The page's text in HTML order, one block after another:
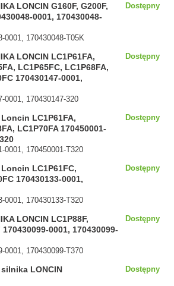
LONCIN G160F, G200F,
0001, 170430048-
0001, 170430048-T05K
Dostępny
LONCIN LC1P61FA,
LC1P65FC, LC1P68FA,
170430147-0001,
0001, 170430147-320
Dostępny
LC1P61FA,
LC1P70FA 170450001-
0001, 170450001-T320
Dostępny
LC1P61FC,
170430133-0001,
0001, 170430133-T320
Dostępny
LONCIN LC1P88F,
170430099-0001, 170430099-
0001, 170430099-T370
Dostępny
LONCIN Dostępny